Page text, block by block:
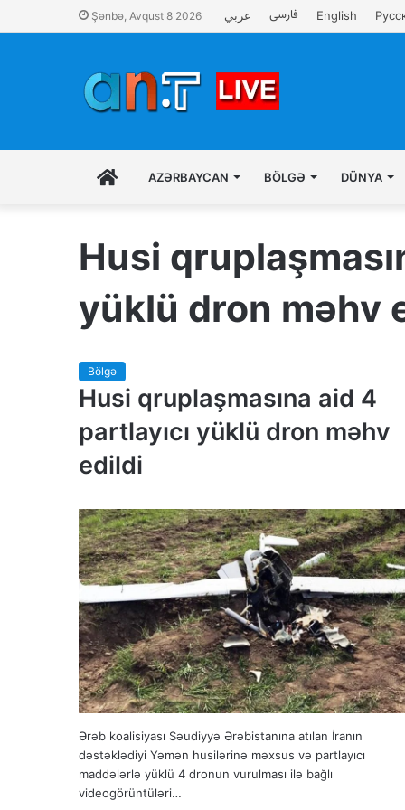
Şənbə, Avqust 8 2026 عربي فارسی English
İLK AZƏRBAYCAN BÖLGƏ DÜNYA
Husi
yüklü dron məhv
Bölgə
Husi qruplaşmasına aid 4
partlayıcı yüklü dron məhv
edildi
Ərəb koalisiyası Səudiyyə Ərəbistanına atılan İranın
dəstəklədiyi Yəmən husilərinə məxsus və partlayıcı
maddələrlə yüklü 4 dronun vurulması ilə bağlı
videogörüntüləri…